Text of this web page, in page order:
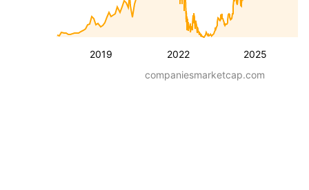
2019 2022 2025
companiesmarketcap.com